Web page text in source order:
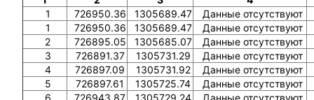
1
726950.36 1305689.47
Данные отсутствуют
1
726950.36 1305689.47
Данные отсутствуют
2
726895.05 1305685.07
Данные отсутствуют
3
726891.37 1305731.29
Данные отсутствуют
4
726897.09 1305731.92
Данные отсутствуют
5
726897.61 1305725.74
Данные отсутствуют
6
726943.87 1305729.24
Данные отсутствуют